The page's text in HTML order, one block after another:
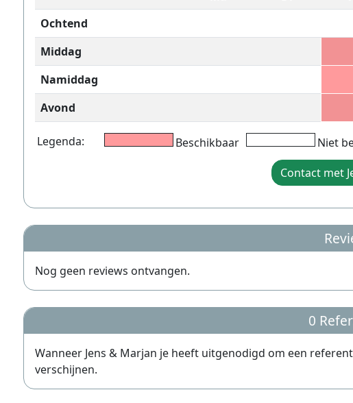
Ochtend
Middag
Namiddag
Avond
Legenda: Beschikbaar
Niet
Contact met
Nog geen reviews ontvangen.
0
Wanneer Jens & Marjan je heeft uitgenodigd om een
verschijnen.